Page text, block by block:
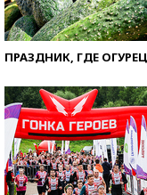
ПРАЗДНИК, ГДЕ